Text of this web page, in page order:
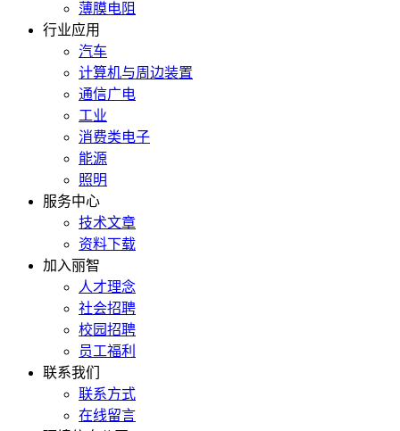
薄膜电阻
行业应用
汽车
计算机与周边装置
通信广电
工业
消费类电子
能源
照明
服务中心
技术文章
资料下载
加入丽智
人才理念
社会招聘
校园招聘
员工福利
联系我们
联系方式
在线留言